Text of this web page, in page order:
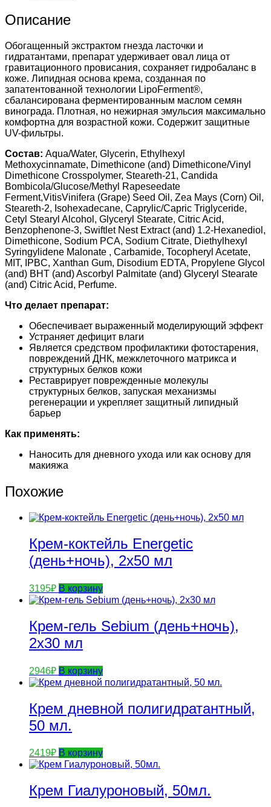
с
экстрактом
ласточки
SWALLOW
DAY,
50мл.
Описание
Обогащенный экстрактом гнезда ласточки и
гидратантами, препарат удерживает овал лица от
гравитационного провисания, сохраняет гидробаланс в
коже. Липидная основа крема, созданная по
запатентованной технологии LipoFerment®,
сбалансирована ферментированным маслом семян
винограда. Плотная, но нежирная эмульсия максимально
комфортна для возрастной кожи. Содержит защитные
UV-фильтры.
Состав: Aqua/Water, Glycerin, Ethylhexyl
Methoxycinnamate, Dimethicone (and) Dimethicone/Vinyl
Dimethicone Crosspolymer, Steareth-21, Candida
Bombicola/Glucose/Methyl Rapeseedate
Ferment,VitisVinifera (Grape) Seed Oil, Zea Mays (Corn) Oil,
Steareth-2, Isohexadecane, Caprylic/Capric Triglyceride,
Cetyl Stearyl Alcohol, Glyceryl Stearate, Citric Acid,
Benzophenone-3, Swiftlet Nest Extract (and) 1.2-Hexanediol,
Dimethicone, Sodium PCA, Sodium Citrate, Diethylhexyl
Syringylidene Malonate , Carbamide, Tocopheryl Acetate,
MIT, IPBC, Xanthan Gum, Disodium EDTA, Propylene Glycol
(and) BHT (and) Ascorbyl Palmitate (and) Glyceryl Stearate
(and) Citric Acid, Perfume.
Что делает препарат:
Обеспечивает выраженный моделирующий эффект
Устраняет дефицит влаги
Является средством профилактики фотостарения,
повреждений ДНК, межклеточного матрикса и
структурных белков кожи
Реставрирует поврежденные молекулы
структурных белков, запуская механизмы
регенерации и укрепляет защитный липидный
барьер
Как применять:
Наносить для дневного ухода или как основу для
макияжа
Похожие
Крем-коктейль Energetic
(день+ночь), 2х50 мл
3195₽ В корзину
Крем-гель Sebium (день+ночь),
2х30 мл
2946₽ В корзину
Крем дневной полигидратантный,
50 мл.
2419₽ В корзину
Крем Гиалуроновый, 50мл.